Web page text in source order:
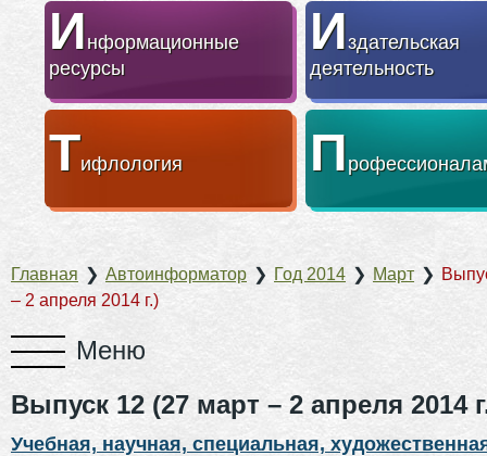
Информационные
ресурсы
Издательская
деятельность
Тифлология П
Главная ❯ Автоинформатор ❯ Год 2014 ❯ Март ❯
– 2 апреля 2014 г.)
Выпуск 12 (27 март – 2 апреля 2014
Учебная, научная, специальная,